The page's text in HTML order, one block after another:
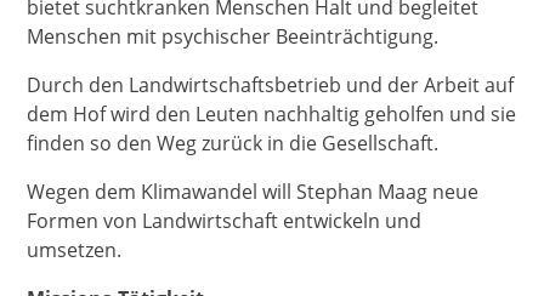
bietet suchtkranken Menschen Halt und begleitet
Menschen mit psychischer Beeinträchtigung.
Durch den Landwirtschaftsbetrieb und der Arbeit auf
dem Hof wird den Leuten nachhaltig geholfen und sie
finden so den Weg zurück in die Gesellschaft.
Wegen dem Klimawandel will Stephan Maag neue
Formen von Landwirtschaft entwickeln und
umsetzen.